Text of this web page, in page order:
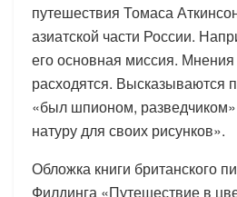
путешествия Томаса
азиатской части России.
его основная миссия. Мнения
расходятся. Высказываются
«был шпионом,
натуру для своих рисунков».
Обложка книги британского
Филдинга «Путешествие в